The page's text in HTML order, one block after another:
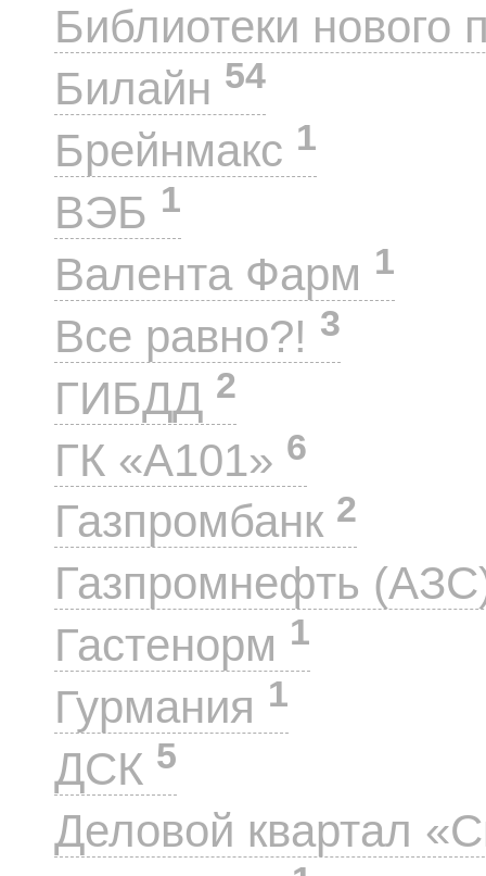
Библиотеки нового
Билайн 54
Брейнмакс 1
ВЭБ 1
Валента Фарм 1
Все равно?! 3
ГИБДД 2
ГК «А101» 6
Газпромбанк 2
Газпромнефть
Гастенорм 1
Гурмания 1
ДСК 5
Деловой квартал